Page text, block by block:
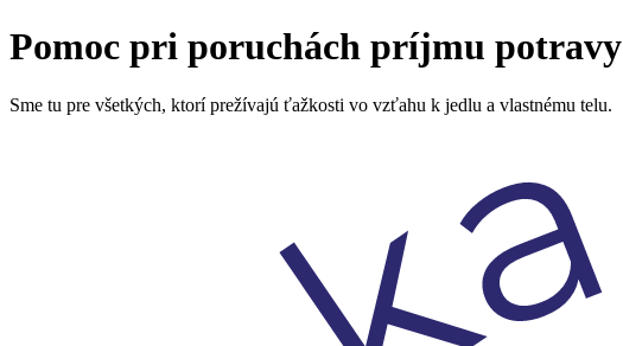
Pomoc pri poruchách príjmu potravy
Sme tu pre všetkých, ktorí prežívajú ťažkosti vo vzťahu k jedlu a vlastnému telu.